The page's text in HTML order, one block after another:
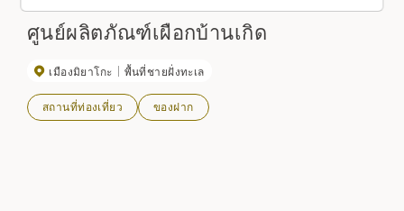
ศูนย์ผลิตภัณฑ์เผือกบ้านเกิด
เมืองมิยาโกะ พื้นที่ชายฝั่งทะเล
สถานที่ท่องเที่ยว ของฝาก